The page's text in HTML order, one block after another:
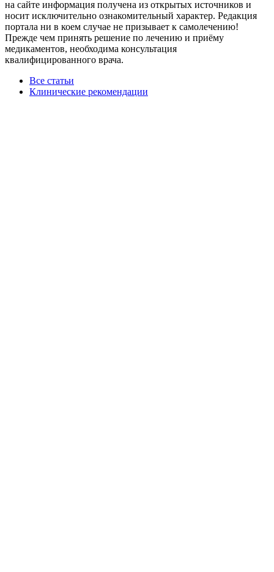
на сайте информация получена из открытых источников и
носит исключительно ознакомительный характер. Редакция
портала ни в коем случае не призывает к самолечению!
Прежде чем принять решение по лечению и приёму
медикаментов, необходима консультация
квалифицированного врача.
Все статьи
Клинические рекомендации